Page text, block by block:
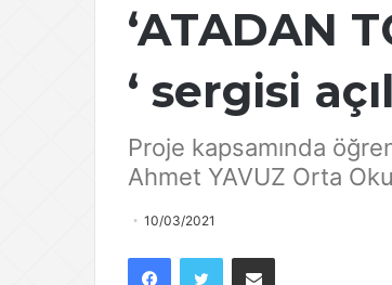
‘ATADAN
‘ sergisi
Proje kapsamında
Ahmet YAVUZ Orta
10/03/2021